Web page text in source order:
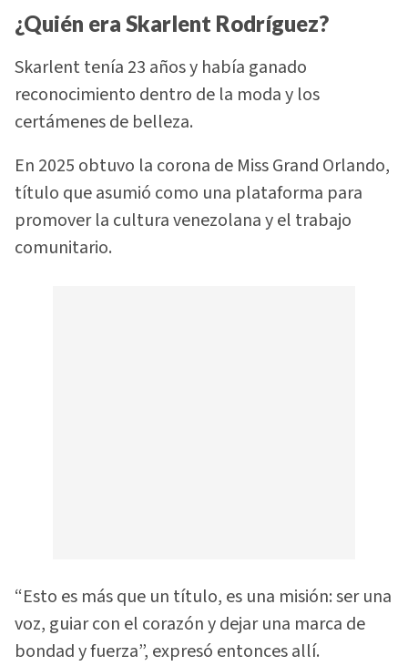
¿Quién era Skarlent Rodríguez?
Skarlent tenía 23 años y había ganado
reconocimiento dentro de la moda y los
certámenes de belleza.
En 2025 obtuvo la corona de Miss Grand Orlando,
título que asumió como una plataforma para
promover la cultura venezolana y el trabajo
comunitario.
“Esto es más que un título, es una misión: ser una
voz, guiar con el corazón y dejar una marca de
bondad y fuerza”, expresó entonces allí.